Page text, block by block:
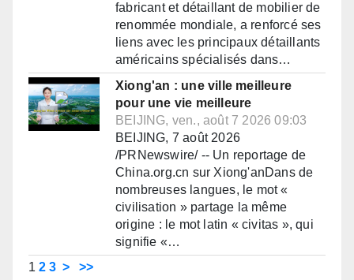
fabricant et détaillant de mobilier de
renommée mondiale, a renforcé ses
liens avec les principaux détaillants
américains spécialisés dans…
Xiong'an : une ville meilleure
pour une vie meilleure
BEIJING, ven., août 7 2026 09:03
BEIJING, 7 août 2026
/PRNewswire/ -- Un reportage de
China.org.cn sur Xiong'anDans de
nombreuses langues, le mot «
civilisation » partage la même
origine : le mot latin « civitas », qui
signifie «…
1 2 3 > >>